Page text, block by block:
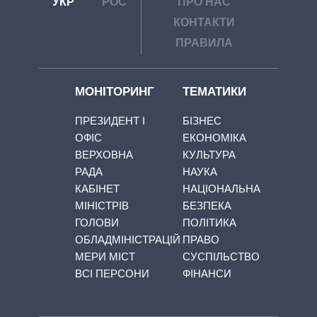
КОНТАКТИ
ПРАВИЛА
МОНІТОРИНГ
ПРЕЗИДЕНТ І
ОФІС
ВЕРХОВНА
РАДА
КАБІНЕТ
МІНІСТРІВ
ГОЛОВИ
ОБЛАДМІНІСТРАЦІЙ
МЕРИ МІСТ
ВСІ ПЕРСОНИ
ТЕМАТИКИ
БІЗНЕС
ЕКОНОМІКА
КУЛЬТУРА
НАУКА
НАЦІОНАЛЬНА
БЕЗПЕКА
ПОЛІТИКА
ПРАВО
СУСПІЛЬСТВО
ФІНАНСИ